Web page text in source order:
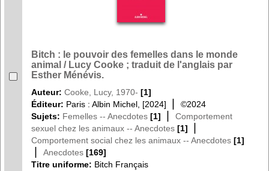
Bitch : le pouvoir des femelles dans le monde
animal / Lucy Cooke ; traduit de l'anglais par
Esther Ménévis.
Auteur: Cooke, Lucy, 1970- [1]
Éditeur: Paris : Albin Michel, [2024]
©2024
Sujets: Femelles -- Anecdotes [1]
Comportement
sexuel chez les animaux -- Anecdotes [1]
Comportement social chez les animaux -- Anecdotes [1]
Anecdotes [169]
Titre uniforme: Bitch Français